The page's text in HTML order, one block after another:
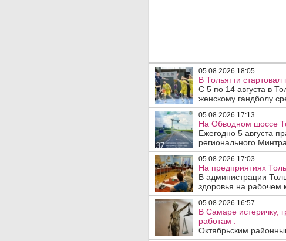
05.08.2026 18:05
В Тольятти
С 5 по 14 августа в
женскому гандболу
05.08.2026 17:13
На Обводном шоссе
Ежегодно 5 августа
регионального
05.08.2026 17:03
На предприятиях
В администрации
здоровья на рабочем
05.08.2026 16:57
В Самаре истеричку,
работам .
Октябрьским